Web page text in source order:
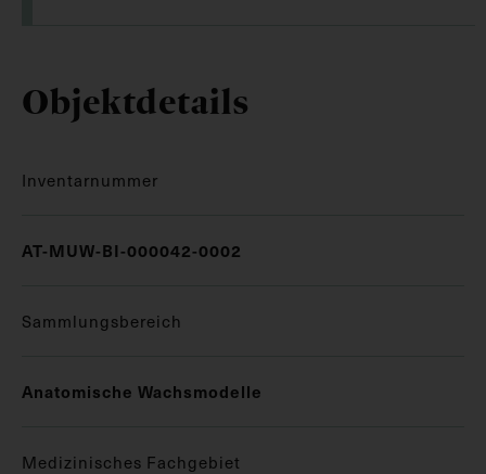
Objektdetails
Inventarnummer
AT-MUW-BI-000042-0002
Sammlungsbereich
Anatomische Wachsmodelle
Medizinisches Fachgebiet